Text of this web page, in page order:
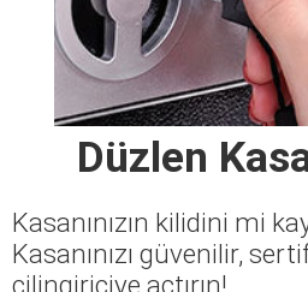
Düzlen
Kasanınızın kilidini mi
Kasanınızı güvenilir,
çilingiriciye açtırın!